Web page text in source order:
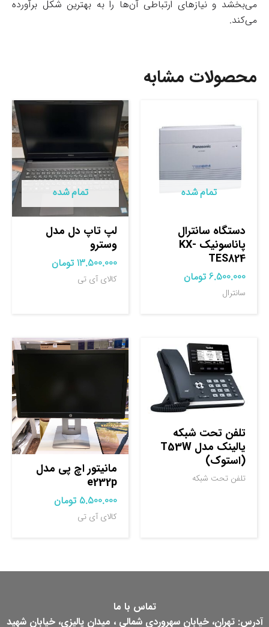
می‌بخشد و نیازهای ارتباطی آن‌ها را به بهترین شکل برآورده
می‌کند.
محصولات مشابه
تمام شده
دستگاه سانترال
پاناسونیک KX-
TES824
6.500.000 تومان
سانترال
تمام شده
لپ تاپ دل مدل
وسترو
13.500.000 تومان
کالای آی تی
تلفن تحت شبکه
یالینک مدل T53W
(استوک)
تلفن تحت شبکه
مانیتور اچ پی مدل
e232p
5.500.000 تومان
کالای آی تی
تماس با ما
آدرس: تهران، خیابان سهروردی شمالی ، میدان پالیزی، خیابان شهید